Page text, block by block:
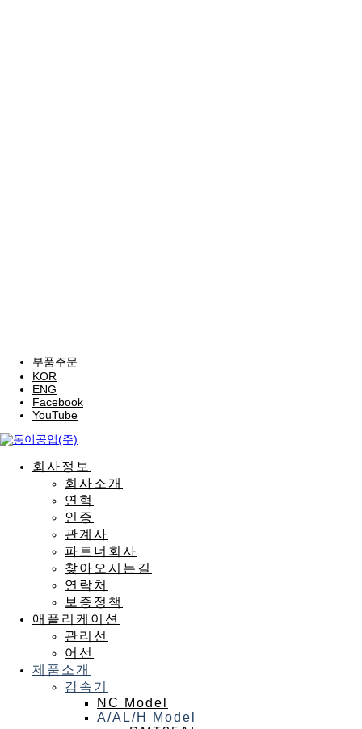
부품주문
KOR
ENG
Facebook
YouTube
회사정보
회사소개
연혁
인증
관계사
파트너회사
찾아오시는길
연락처
보증정책
애플리케이션
관리선
어선
제품소개
감속기
NC Model
A/AL/H Model